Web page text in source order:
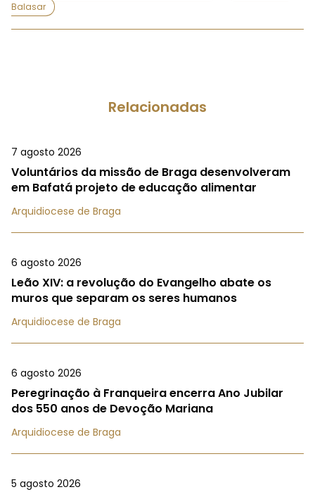
Balasar
Relacionadas
7 agosto 2026
Voluntários da missão de Braga desenvolveram
em Bafatá projeto de educação alimentar
Arquidiocese de Braga
6 agosto 2026
Leão XIV: a revolução do Evangelho abate os
muros que separam os seres humanos
Arquidiocese de Braga
6 agosto 2026
Peregrinação à Franqueira encerra Ano Jubilar
dos 550 anos de Devoção Mariana
Arquidiocese de Braga
5 agosto 2026